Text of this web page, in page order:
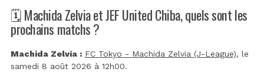
🗓️ Machida Zelvia et JEF United Chiba, quels sont les
prochains matchs ?
Machida Zelvia : FC Tokyo - Machida Zelvia (J-League), le
samedi 8 août 2026 à 12h00.